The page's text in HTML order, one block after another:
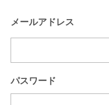
メールアドレス
パスワード